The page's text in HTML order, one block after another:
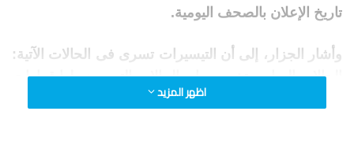
تاريخ الإعلان بالصحف اليومية.
وأشار الجزار، إلى أن التيسيرات تسرى فى الحالات الآتية:
الحالات السارى تخصيصها، والحالات التى صدر لها قرارات
بالإلغاء لعدم سداد المستحقات المالية وما زالت فى حوزة
اظهر المزيد